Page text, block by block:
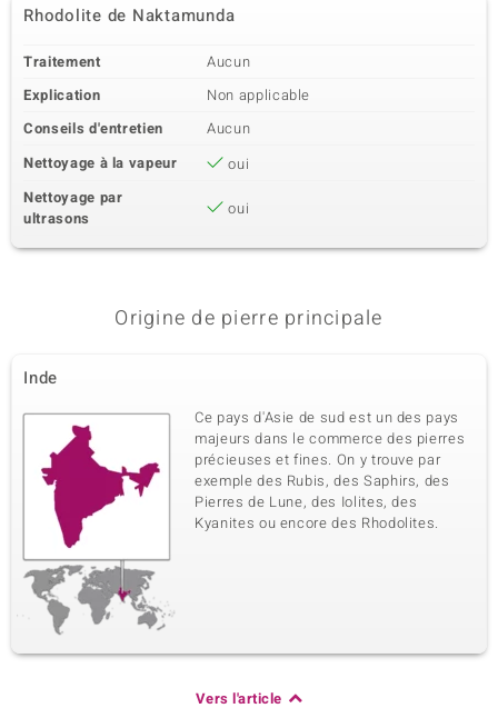
Rhodolite de Naktamunda
Traitement
Aucun
Explication
Non applicable
Conseils d'entretien
Aucun
Nettoyage à la vapeur
oui
Nettoyage par
ultrasons
oui
Origine de pierre principale
Inde
Ce pays d'Asie de sud est un des pays
majeurs dans le commerce des pierres
précieuses et fines. On y trouve par
exemple des Rubis, des Saphirs, des
Pierres de Lune, des Iolites, des
Kyanites ou encore des Rhodolites.
Vers l'article